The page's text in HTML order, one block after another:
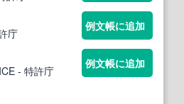
庁
例文帳に追加
- 特許庁
例文帳に追加